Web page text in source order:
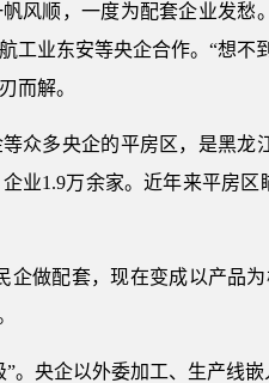
风顺，一度为配套企业发
工业东安等央企合作。“想不
而解。
众多央企的平房区，是黑
业1.9万余家。近年来平房
企做配套，现在变成以产品
。央企以外委加工、生产线